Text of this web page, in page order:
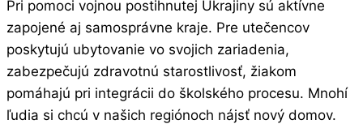
Pri pomoci vojnou postihnutej Ukrajiny sú aktívne
zapojené aj samosprávne kraje. Pre utečencov
poskytujú ubytovanie vo svojich zariadenia,
zabezpečujú zdravotnú starostlivosť, žiakom
pomáhajú pri integrácii do školského procesu. Mnohí
ľudia si chcú v našich regiónoch nájsť nový domov.